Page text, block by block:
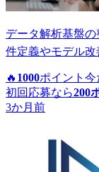
データ解析基盤
件定義やモデル改
🔥 1000ポイント 今
初回応募なら200
3か月前